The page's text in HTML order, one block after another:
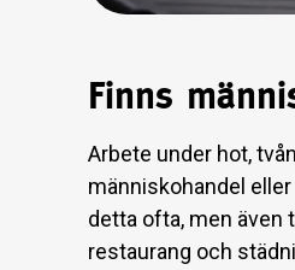
Finns
Arbete under hot,
människohandel
detta ofta, men även
restaurang och